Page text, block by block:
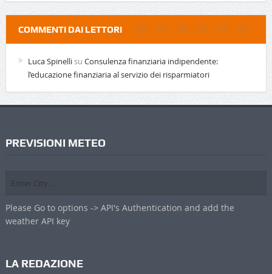
COMMENTI DAI LETTORI
Luca Spinellisu Consulenza finanziaria indipendente:
l’educazione finanziaria al servizio dei risparmiatori
PREVISIONI METEO
Please Go to options -> API's Authentication and add the
weather API key
LA REDAZIONE